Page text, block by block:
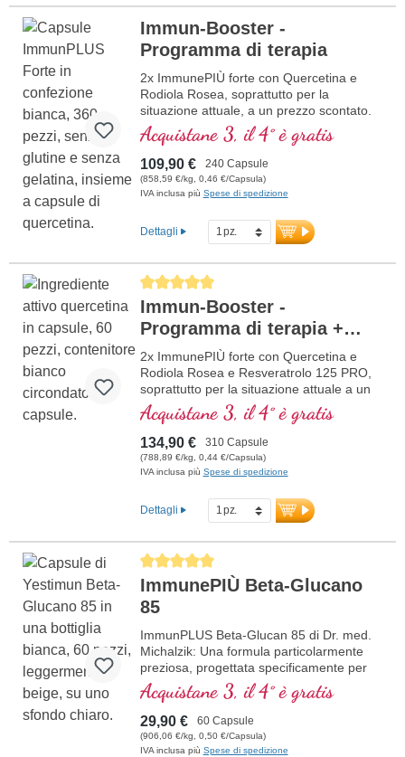
Immun-Booster -
Programma di terapia
2x ImmunePIÙ forte con Quercetina e
Rodiola Rosea, soprattutto per la
situazione attuale, a un prezzo scontato.
La formula contiene selenio, zinco,
vitamine C e D che contribuiscono al
normale funzionamento di un sano
sistema immunitario.
Acquistane 3, il 4° è gratis
109,90 € 240 Capsule
(858,59 €/kg, 0,46 €/Capsula)
IVA inclusa più Spese di spedizione
Dettagli
Average rating of 5 out of 5 stars
Immun-Booster -
Programma di terapia +
Resveratrolo
2x ImmunePIÙ forte con Quercetina e
Rodiola Rosea e Resveratrolo 125 PRO,
soprattutto per la situazione attuale a un
prezzo scontato. La formula contiene
selenio, zinco, vitamine C e D che
contribuiscono al normale funzionamento
di un sano sistema immuni
Acquistane 3, il 4° è gratis
134,90 € 310 Capsule
(788,89 €/kg, 0,44 €/Capsula)
IVA inclusa più Spese di spedizione
Dettagli
Average rating of 5 out of 5 stars
ImmunePIÙ Beta-Glucano
85
ImmunPLUS Beta-Glucan 85 di Dr. med.
Michalzik: Una formula particolarmente
preziosa, progettata specificamente per
supportare il tuo sistema immunitario.
Contiene Yestimun® 1,3/1,6-Beta-D-
Glucan di alta qualità con un alto
contenuto di beta-glucano del 85% e
vitamina C naturale da CamuCamu. La
Acquistane 3, il 4° è gratis
29,90 € 60 Capsule
(906,06 €/kg, 0,50 €/Capsula)
IVA inclusa più Spese di spedizione